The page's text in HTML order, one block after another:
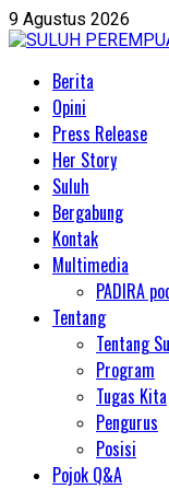
Skip
to
9 Agustus 2026
PrimaryBerita
Opini
Press Release
Her Story
Suluh
Bergabung
Kontak
Multimedia
PADIRA
Tentang
Tentang
Program
Tugas Kita
Pengurus
Posisi
Pojok Q&A